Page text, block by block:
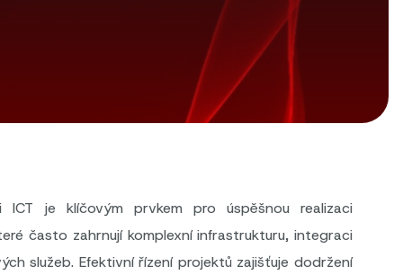
je klíčovým prvkem pro úspěšnou realizaci
často zahrnují komplexní infrastrukturu, integraci
služeb. Efektivní řízení projektů zajišťuje dodržení